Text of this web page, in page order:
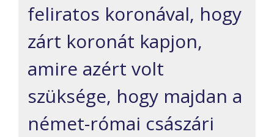
feliratos koronával, hogy
zárt koronát kapjon,
amire azért volt
szüksége, hogy majdan a
német-római császári